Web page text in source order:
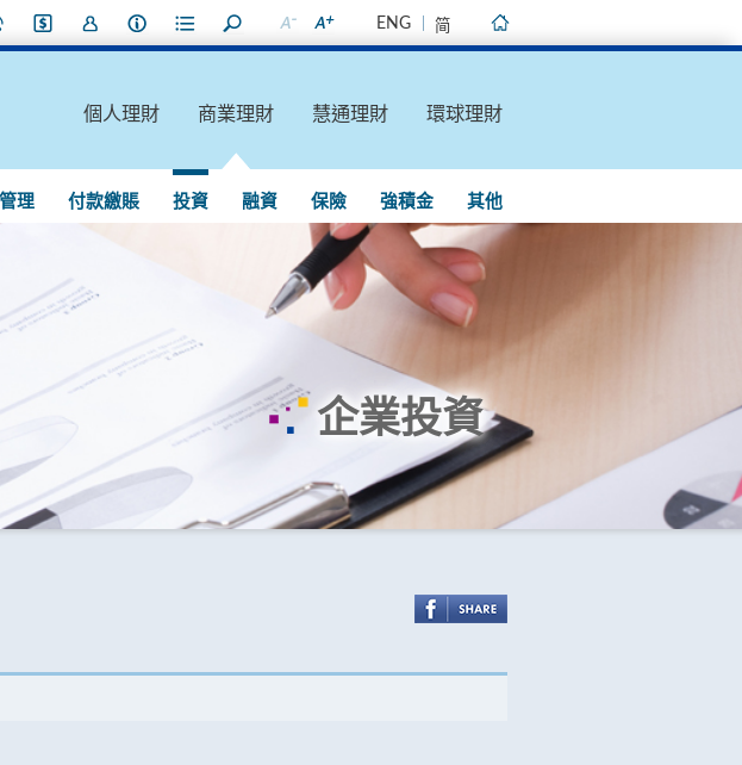
ENG 简
個人理財 商業理財 慧通理財 環球理財
理 付款繳賬 投資 融資 保險 強積金 其他
企業投資